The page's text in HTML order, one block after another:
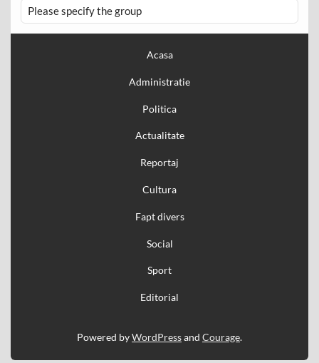
Please specify the group
Acasa
Administratie
Politica
Actualitate
Reportaj
Cultura
Fapt divers
Social
Sport
Editorial
Powered byWordPressand Courage.